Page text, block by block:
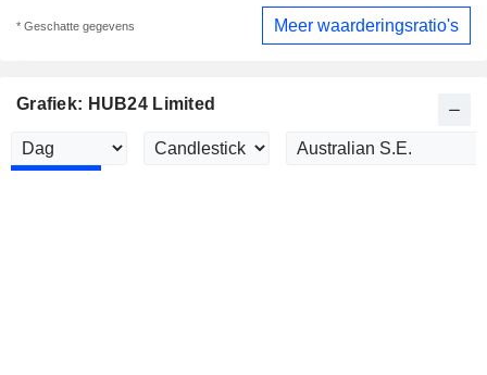
* Geschatte gegevens Meer waarderingsratio's
Grafiek: HUB24 Limited